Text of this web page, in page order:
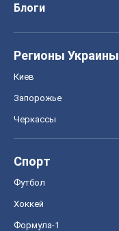
Блоги
Регионы Украины
Киев
Запорожье
Черкассы
Спорт
Футбол
Хоккей
Формула-1